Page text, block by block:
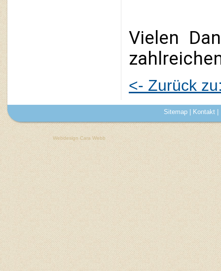
Vielen
<- Zurück
Sitemap| Kontakt|
Webdesign Cara Webb